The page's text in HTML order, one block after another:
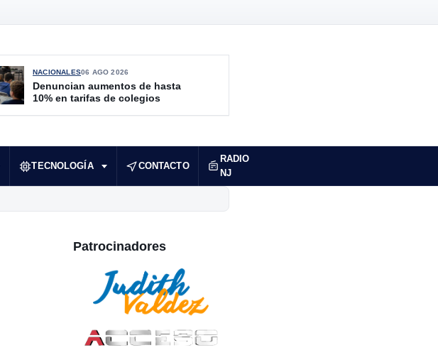
NACIONALES06 AGO 2026
Denuncian aumentos de hasta
10% en tarifas de colegios
TECNOLOGÍA CONTACTO
RADIO
NJ
Patrocinadores